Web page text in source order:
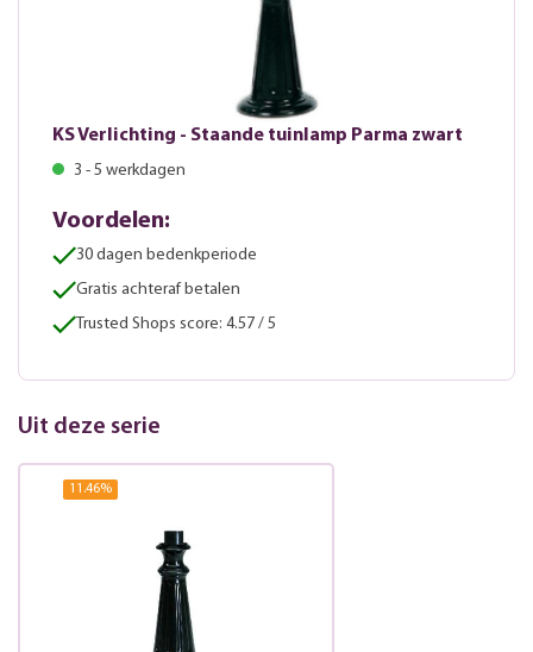
KS Verlichting - Staande tuinlamp Parma zwart
3 - 5 werkdagen
Voordelen:
30 dagen bedenkperiode
Gratis achteraf betalen
Trusted Shops score: 4.57 / 5
Uit deze serie
11.46%